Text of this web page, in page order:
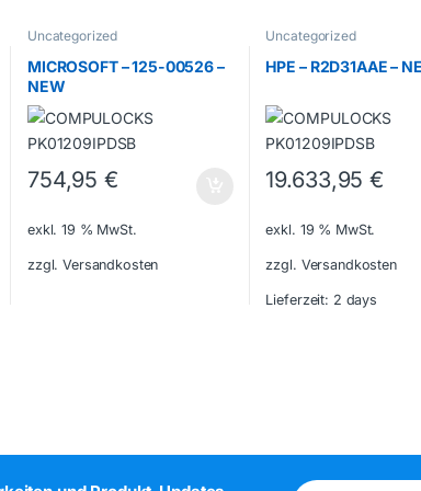
Uncategorized
MICROSOFT – 125-00526 –
NEW
754,95€
exkl. 19 % MwSt.
zzgl. Versandkosten
Uncategorized
HPE – R2D31AAE –
19.633,95€
exkl. 19 % MwSt.
zzgl. Versandkosten
Lieferzeit: 2 days